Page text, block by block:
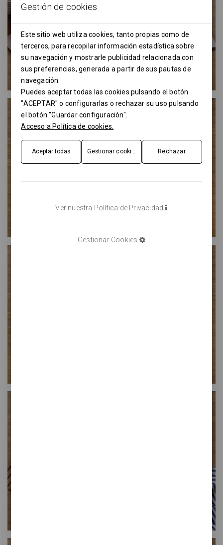
Gestión de cookies
Este sitio web utiliza cookies, tanto propias como de
terceros, para recopilar información estadística sobre
su navegación y mostrarle publicidad relacionada con
sus preferencias, generada a partir de sus pautas de
navegación.
Puedes aceptar todas las cookies pulsando el botón
"ACEPTAR" o configurarlas o rechazar su uso pulsando
el botón "Guardar configuración".
Acceso a Política de cookies.
Aceptar todas Gestionar cookies Rechazar
Ver nuestra Política de Privacidad
Gestionar Cookies